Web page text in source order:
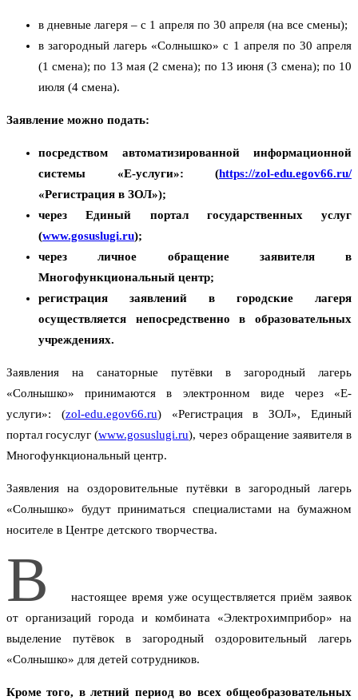
в дневные лагеря – с 1 апреля по 30 апреля (на все смены);
в загородный лагерь «Солнышко» с 1 апреля по 30 апреля
(1 смена); по 13 мая (2 смена); по 13 июня (3 смена); по 10
июля (4 смена).
Заявление можно подать:
посредством автоматизированной информационной
системы «Е-услуги»: (https://zol-edu.egov66.ru/
«Регистрация в ЗОЛ»);
через Единый портал государственных услуг
(www.gosuslugi.ru);
через личное обращение заявителя в
Многофункциональный центр;
регистрация заявлений в городские лагеря
осуществляется непосредственно в образовательных
учреждениях.
Заявления на санаторные путёвки в загородный лагерь
«Солнышко» принимаются в электронном виде через «Е-
услуги»: (zol-edu.egov66.ru) «Регистрация в ЗОЛ», Единый
портал госуслуг (www.gosuslugi.ru), через обращение заявителя в
Многофункциональный центр.
Заявления на оздоровительные путёвки в загородный лагерь
«Солнышко» будут приниматься специалистами на бумажном
носителе в Центре детского творчества.
В
настоящее время уже осуществляется приём заявок
от организаций города и комбината «Электрохимприбор» на
выделение путёвок в загородный оздоровительный лагерь
«Солнышко» для детей сотрудников.
Кроме того, в летний период во всех общеобразовательных